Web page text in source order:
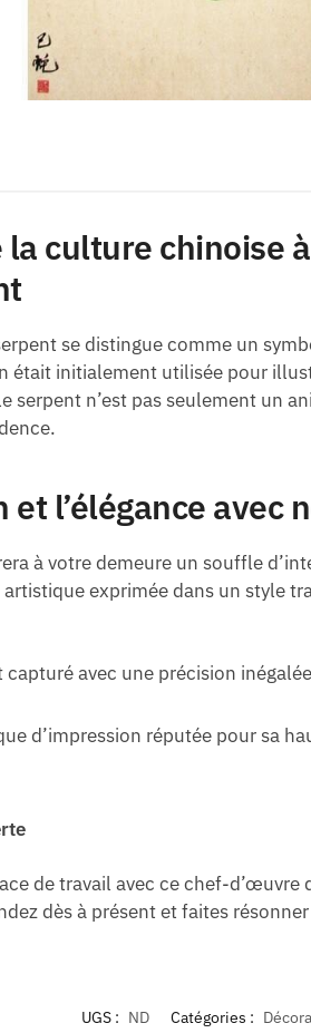
la culture chinoise
se distingue comme un
était initialement utilisée pour
serpent n’est pas seulement un
l’élégance avec
à votre demeure un souffle
exprimée dans un style
capturé avec une précision inégalée
d’impression réputée pour sa
de travail avec ce chef-
dès à présent et faites
UGS : ND Catégories :